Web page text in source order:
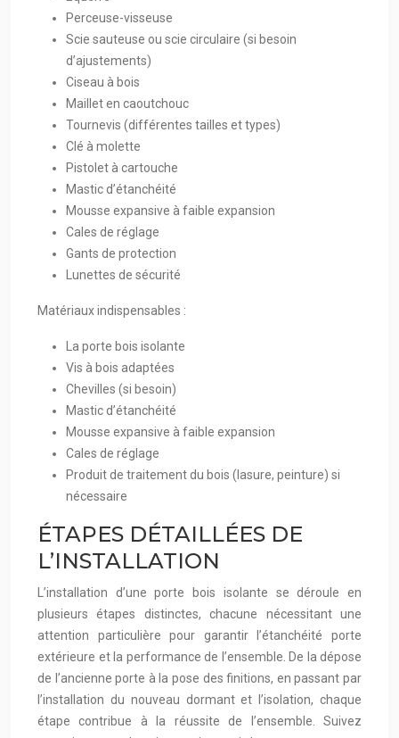
Perceuse-visseuse
Scie sauteuse ou scie circulaire (si besoin
d’ajustements)
Ciseau à bois
Maillet en caoutchouc
Tournevis (différentes tailles et types)
Clé à molette
Pistolet à cartouche
Mastic d’étanchéité
Mousse expansive à faible expansion
Cales de réglage
Gants de protection
Lunettes de sécurité
Matériaux indispensables :
La porte bois isolante
Vis à bois adaptées
Chevilles (si besoin)
Mastic d’étanchéité
Mousse expansive à faible expansion
Cales de réglage
Produit de traitement du bois (lasure, peinture) si
nécessaire
ÉTAPES DÉTAILLÉES DE
L’INSTALLATION
L’installation d’une porte bois isolante se déroule en
plusieurs étapes distinctes, chacune nécessitant une
attention particulière pour garantir l’étanchéité porte
extérieure et la performance de l’ensemble. De la dépose
de l’ancienne porte à la pose des finitions, en passant par
l’installation du nouveau dormant et l’isolation, chaque
étape contribue à la réussite de l’ensemble. Suivez